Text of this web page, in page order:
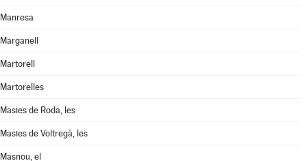
Manresa
Marganell
Martorell
Martorelles
Masies de Roda, les
Masies de Voltregà, les
Masnou, el